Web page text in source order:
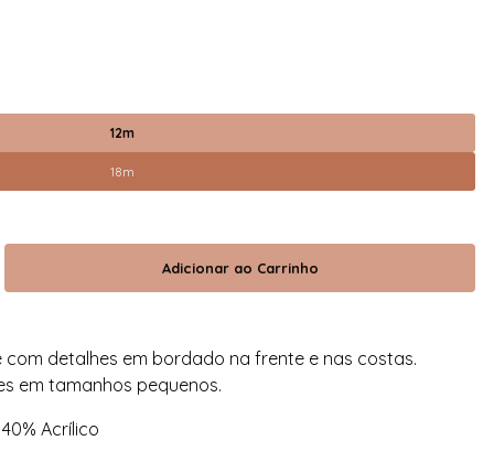
12m
18m
detalhes em bordado na frente e nas costas.
em tamanhos pequenos.
Acrílico